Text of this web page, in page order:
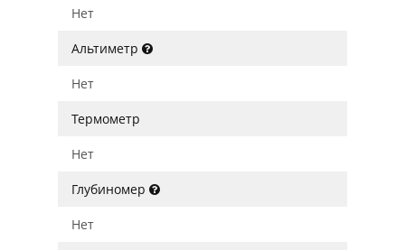
Нет
Альтиметр
Нет
Термометр
Нет
Глубиномер
Нет